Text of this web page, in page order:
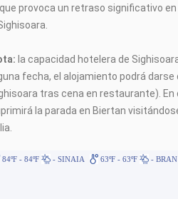
que provoca un retraso significativo
la capacidad hotelera de
fecha, el alojamiento podrá darse
tras cena en restaurante).
la parada en Biertan
84ºF - 84ºF - SINAIA 63ºF - 63ºF - BRAN